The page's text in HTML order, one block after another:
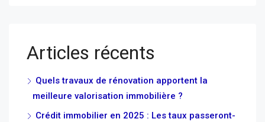
Articles récents
Quels travaux de rénovation apportent la
meilleure valorisation immobilière ?
Crédit immobilier en 2025 : Les taux passeront-